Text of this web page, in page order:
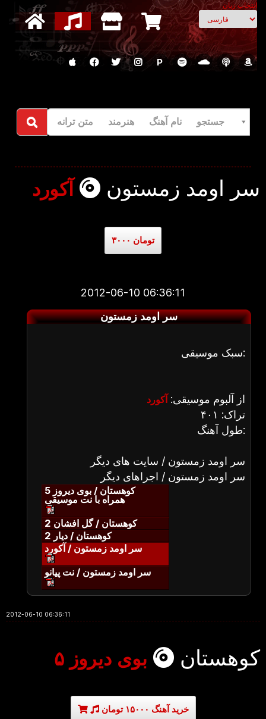
انتخاب زبان
P
جستجو نام آهنگ هنرمند متن ترانه
سر اومد زمستون آکورد
۳۰۰۰ تومان
2012-06-10 06:36:11
سر اومد زمستون
سبک موسیقی:
از آلبوم موسیقی: آکورد
تراک: ۴۰۱
طول آهنگ:
سر اومد زمستون / سایت های دیگر
سر اومد زمستون / اجراهای دیگر
کوهستان / بوی دیروز 5
همراه با نت موسیقی
کوهستان / گل افشان 2
کوهستان / دیار 2
سر اومد زمستون / آکورد
سر اومد زمستون / نت پیانو
2012-06-10 06:36:11
کوهستان بوی دیروز ۵
خرید آهنگ ۱۵۰۰۰ تومان